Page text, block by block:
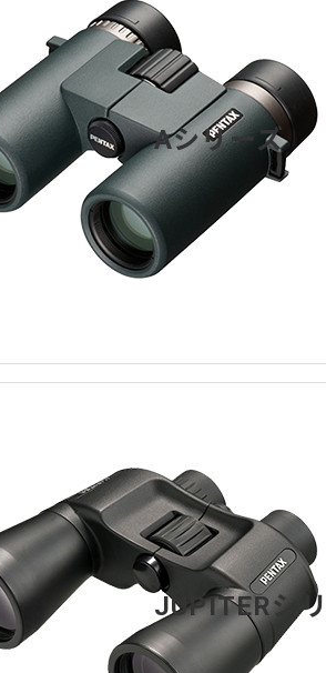
Aシリーズ
JUPITERシ